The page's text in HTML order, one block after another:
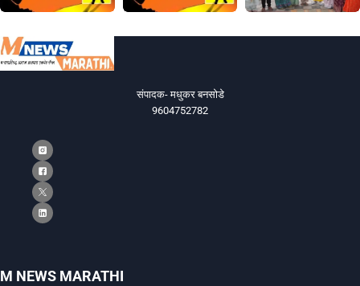
संपादक- मधुकर बनसोडे
9604752782
M NEWS MARATHI